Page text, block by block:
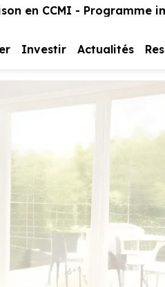
Investir Actualités
en CCMI - Programme